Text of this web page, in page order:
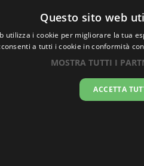
Esatta
Questo sito web
utilizza i cookie per migliorare la tua
a tutti i cookie in conformità
MOSTRA TUTTI I
ACCETTA